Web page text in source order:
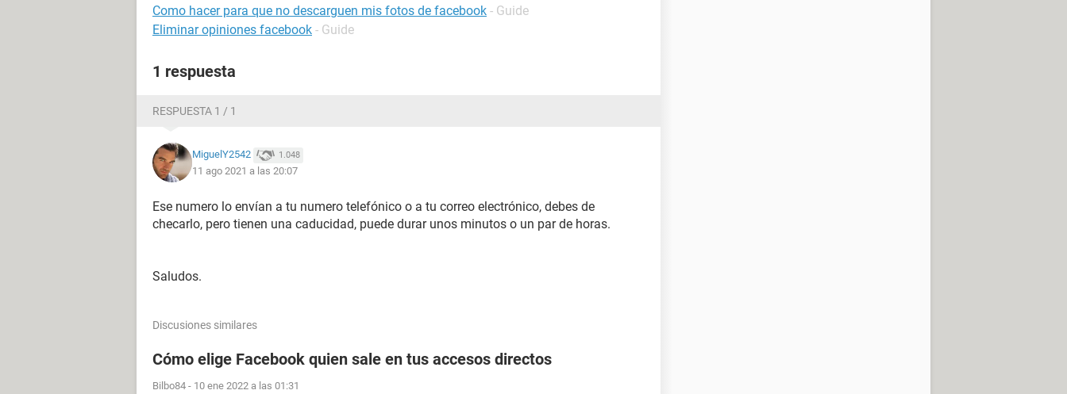
Como hacer para que no descarguen mis fotos de facebook - Guide
Eliminar opiniones facebook - Guide
1 respuesta
RESPUESTA 1 / 1
MiguelY2542 1.048
11 ago 2021 a las 20:07
Ese numero lo envían a tu numero telefónico o a tu correo electrónico, debes de
checarlo, pero tienen una caducidad, puede durar unos minutos o un par de horas.
Saludos.
Discusiones similares
Cómo elige Facebook quien sale en tus accesos directos
Bilbo84 - 10 ene 2022 a las 01:31